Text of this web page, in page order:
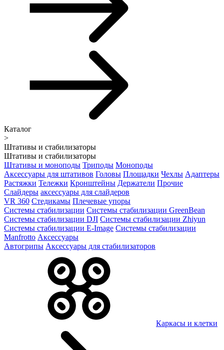
Каталог
>
Штативы и стабилизаторы
Штативы и стабилизаторы
Штативы и моноподы Триподы Моноподы
Аксессуары для штативов Головы Площадки Чехлы Адаптеры
Растяжки Тележки Кронштейны Держатели Прочие
Слайдеры аксессуары для слайдеров
VR 360 Стедикамы Плечевые упоры
Системы стабилизации Системы стабилизации GreenBean
Системы стабилизации DJI Системы стабилизации Zhiyun
Системы стабилизации E-Image Системы стабилизации
Manfrotto Аксессуары
Автогрипы Аксессуары для стабилизаторов
Каркасы и клетки